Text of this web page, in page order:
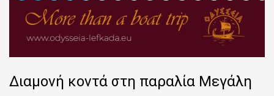
Διαμονή κοντά στη παραλία Μεγάλη